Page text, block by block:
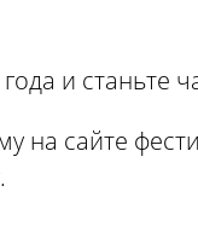
и станьте
на сайте